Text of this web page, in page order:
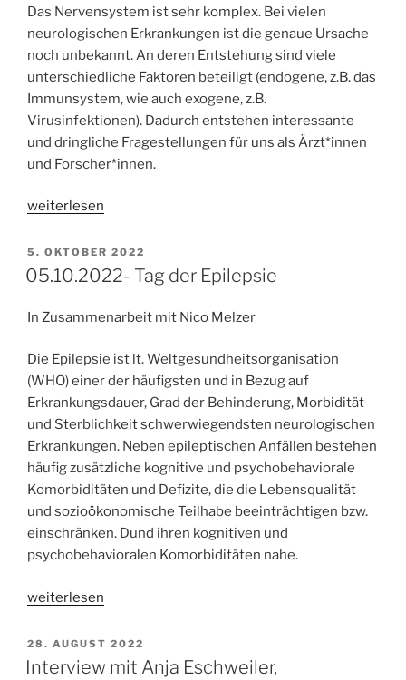
Gespräche
für
junge
Erwachsene
mit
MS“
Das Nervensystem ist sehr komplex. Bei vielen
neurologischen Erkrankungen ist die genaue Ursache
noch unbekannt. An deren Entstehung sind viele
unterschiedliche Faktoren beteiligt (endogene, z.B. das
Immunsystem, wie auch exogene, z.B.
Virusinfektionen). Dadurch entstehen interessante
und dringliche Fragestellungen für uns als Ärzt*innen
und Forscher*innen.
„Ablauf
Studien“
weiterlesen
VERÖFFENTLICHT
AM
5. OKTOBER 2022
05.10.2022- Tag der Epilepsie
In Zusammenarbeit mit Nico Melzer
Die Epilepsie ist lt. Weltgesundheitsorganisation
(WHO) einer der häufigsten und in Bezug auf
Erkrankungsdauer, Grad der Behinderung, Morbidität
und Sterblichkeit schwerwiegendsten neurologischen
Erkrankungen. Neben epileptischen Anfällen bestehen
häufig zusätzliche kognitive und psychobehaviorale
Komorbiditäten und Defizite, die die Lebensqualität
und sozioökonomische Teilhabe beeinträchtigen bzw.
einschränken. Dund ihren kognitiven und
psychobehavioralen Komorbiditäten nahe.
„05.10.2022-
der
Epilepsie“
weiterlesen
VERÖFFENTLICHT
AM
28. AUGUST 2022
Interview mit Anja Eschweiler,